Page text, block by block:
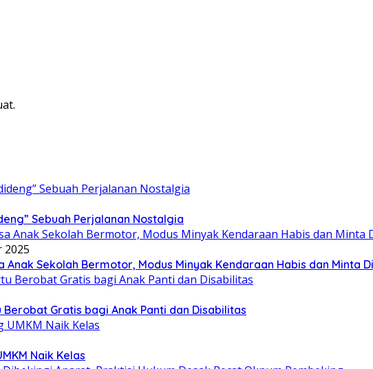
Sebuah Perjalanan Nostalgia
2025
Anak Sekolah Bermotor, Modus Minyak Kendaraan Habis dan Minta
Gratis bagi Anak Panti dan Disabilitas
Naik Kelas